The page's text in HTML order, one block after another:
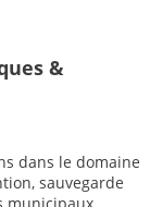
&
dans le domaine
sauvegarde